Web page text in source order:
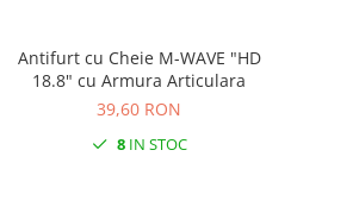
Antifurt cu Cheie M-WAVE "HD
18.8" cu Armura Articulara
39,60 RON
8IN STOC